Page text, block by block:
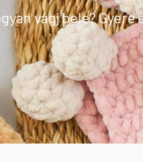
vágj bele? Gyere